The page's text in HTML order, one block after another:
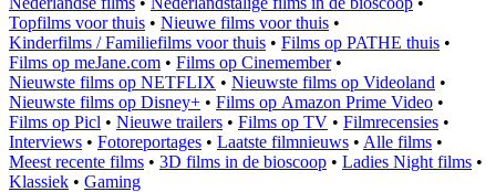
Topfilms voor thuis • Nieuwe films voor thuis •
Kinderfilms / Familiefilms voor thuis • Films op PATHE thuis •
Films op meJane.com • Films op Cinemember•
Nieuwste films op NETFLIX • Nieuwste films op Videoland •
Nieuwste films op Disney+ • Films op Amazon Prime Video •
Films op Picl • Nieuwe trailers • Films op TV • Filmrecensies •
Interviews • Fotoreportages • Laatste filmnieuws • Alle films •
Meest recente films • 3D films in de bioscoop • Ladies Night films •
Klassiek • Gaming